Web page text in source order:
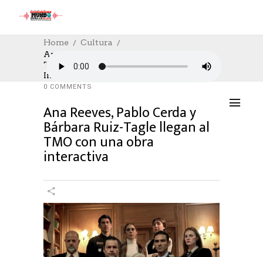
Home
Cultura
Ana Reeves, Pablo Cerda Y Bárbara Ruiz-
Tagle Llegan Al TMO Con Una Obra
Interactiva
CULTURA,CULTURE
16/06/2026
AUTHOR: HECTOR
0 COMMENTS
Ana Reeves, Pablo Cerda y
Bárbara Ruiz-Tagle llegan al
TMO con una obra
interactiva